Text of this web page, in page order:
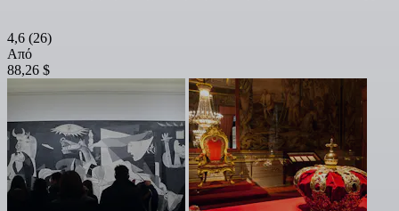
4,6 (26)
Από
88,26 $